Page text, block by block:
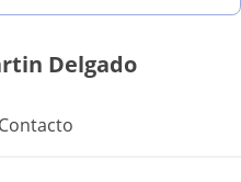
Delgado
Contacto